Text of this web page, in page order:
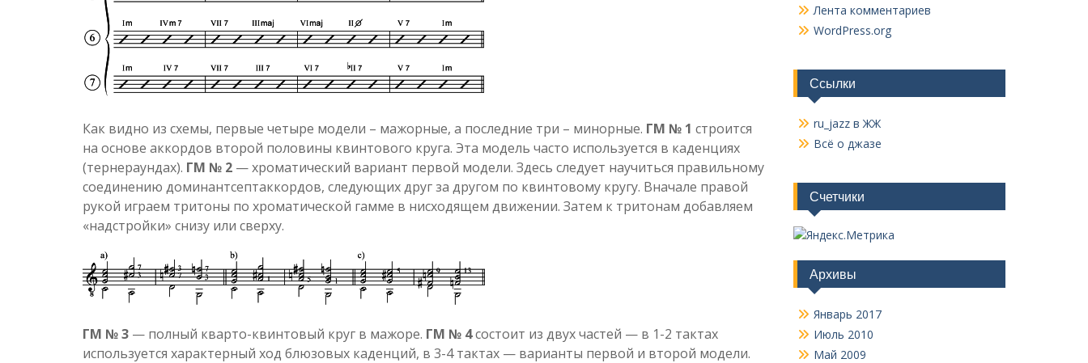
Как видно из схемы, первые четыре модели – мажорные, а последние три – минорные. ГМ № 1 строится
на основе аккордов второй половины квинтового круга. Эта модель часто используется в каденциях
(тернераундах). ГМ № 2 — хроматический вариант первой модели. Здесь следует научиться правильному
соединению доминантсептаккордов, следующих друг за другом по квинтовому кругу. Вначале правой
рукой играем тритоны по хроматической гамме в нисходящем движении. Затем к тритонам добавляем
«надстройки» снизу или сверху.
ГМ № 3 — полный кварто-квинтовый круг в мажоре. ГМ № 4состоит из двух частей — в 1-2 тактах
используется характерный ход блюзовых каденций, в 3-4 тактах — варианты первой и второй модели.
Лента комментариев
WordPress.org
Ссылки
ru_jazz в ЖЖ
Всё о джазе
Счетчики
Архивы
Январь 2017
Июль 2010
Май 2009